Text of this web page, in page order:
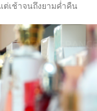
ต่เช้าจนถึงยามค่ำคืน